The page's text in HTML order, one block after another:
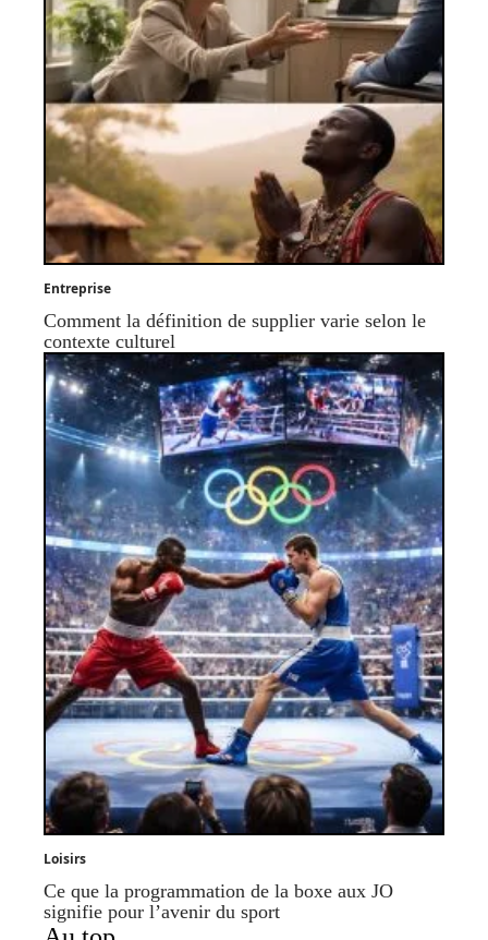
Entreprise
Comment la définition de supplier varie selon le
contexte culturel
Loisirs
Ce que la programmation de la boxe aux JO
signifie pour l’avenir du sport